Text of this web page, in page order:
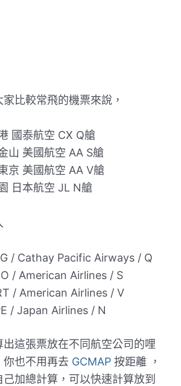
比較常飛的機票來說，
國泰航空 CX Q艙
山 美國航空 AA S艙
京 美國航空 AA V艙
日本航空 JL N艙
/ Cathay Pacific Airways / Q
/ American Airlines / S
/ American Airlines / V
/ Japan Airlines / N
出這張票放在不同航空公司的哩
也不用再去 GCMAP 按距離 ，
己加總計算，可以快速計算放到